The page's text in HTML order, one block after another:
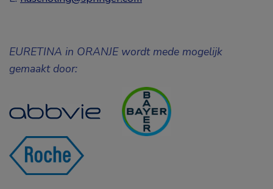
EURETINA in ORANJE wordt mede mogelijk
gemaakt door: